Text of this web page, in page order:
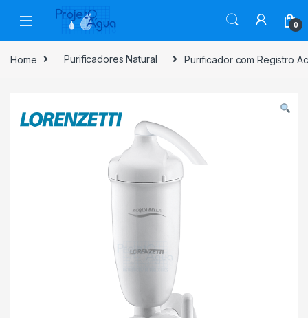
Skip to navigation
Skip to content
0
Home Purificadores Natural Purificador com Registro